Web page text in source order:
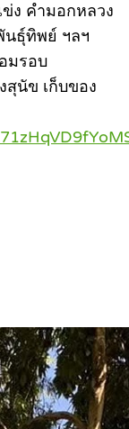
ง คำมอกหลวง
นธุ์ทิพย์ ฯลฯ
มรอบ
สุนัข เก็บของ